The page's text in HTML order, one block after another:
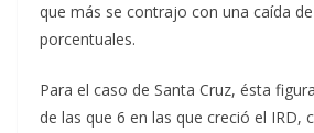
que más se contrajo con una caída
porcentuales.
Para el caso de Santa Cruz, ésta
de las que 6 en las que creció el IRD,